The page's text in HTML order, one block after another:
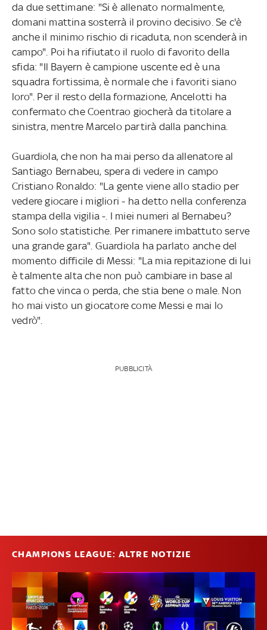
da due settimane: "Si è allenato normalmente,
domani mattina sosterrà il provino decisivo. Se c'è
anche il minimo rischio di ricaduta, non scenderà in
campo". Poi ha rifiutato il ruolo di favorito della
sfida: "Il Bayern è campione uscente ed è una
squadra fortissima, è normale che i favoriti siano
loro". Per il resto della formazione, Ancelotti ha
confermato che Coentrao giocherà da titolare a
sinistra, mentre Marcelo partirà dalla panchina.
Guardiola, che non ha mai perso da allenatore al
Santiago Bernabeu, spera di vedere in campo
Cristiano Ronaldo: "La gente viene allo stadio per
vedere giocare i migliori - ha detto nella conferenza
stampa della vigilia -. I miei numeri al Bernabeu?
Sono solo statistiche. Per rimanere imbattuto serve
una grande gara". Guardiola ha parlato anche del
momento difficile di Messi: "La mia repitazione di lui
è talmente alta che non può cambiare in base al
fatto che vinca o perda, che stia bene o male. Non
ho mai visto un giocatore come Messi e mai lo
vedrò".
PUBBLICITÀ
CHAMPIONS LEAGUE: ALTRE NOTIZIE